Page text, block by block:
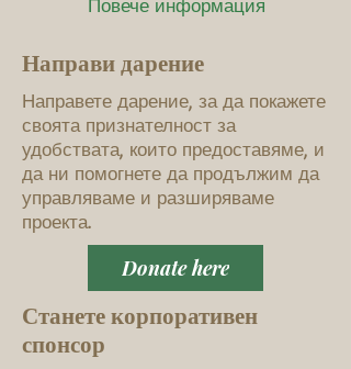
Повече информация
Направи дарение
Направете дарение, за да покажете
своята признателност за
удобствата, които предоставяме, и
да ни помогнете да продължим да
управляваме и разширяваме
проекта.
Donate here
Станете корпоративен
спонсор